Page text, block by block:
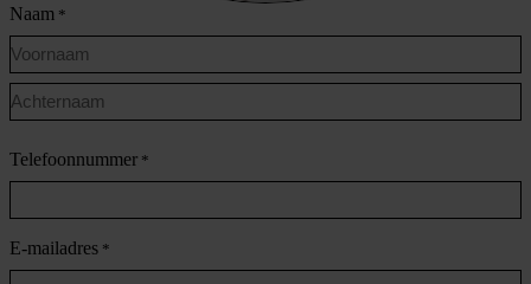
Naam *
Voornaam
Telefoonnummer *
E-mailadres *